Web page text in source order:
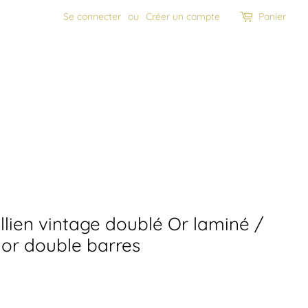
Se connecter ou Créer un compte Panier
vintage doublé Or laminé /
double barres